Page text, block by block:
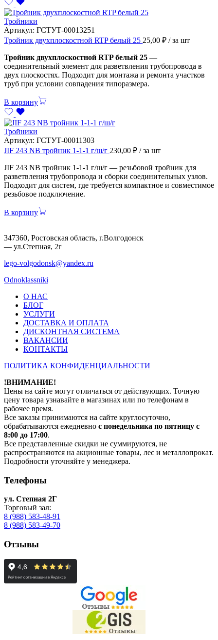
Тройники
Артикул: ГСТУТ-00013251
Тройник двухплоскостной RTP белый 25 25,00 ₽ / за шт
Тройник двухплоскостной RTP белый 25 —
соединительный элемент для разветвления трубопровода в
двух плоскостях. Подходит для монтажа и ремонта участков
труб при условии совпадения типоразмера.
В корзину
Тройники
Артикул: ГСТУТ-00011303
JIF 243 NB тройник 1-1-1 г/ш/г 230,00 ₽ / за шт
JIF 243 NB тройник 1-1-1 г/ш/г — резьбовой тройник для
разветвления трубопровода и сборки соединительных узлов.
Подходит для систем, где требуется компактное и совместимое
резьбовое подключение.
В корзину
347360, Ростовская область, г.Волгодонск
— ул.Степная, 2г
lego-volgodonsk@yandex.ru
Odnoklassniki
О НАС
БЛОГ
УСЛУГИ
ДОСТАВКА И ОПЛАТА
ДИСКОНТНАЯ СИСТЕМА
ВАКАНСИИ
КОНТАКТЫ
ПОЛИТИКА КОНФИДЕНЦИАЛЬНОСТИ
!ВНИМАНИЕ!
Цены на сайте могут отличаться от действующих. Точную
цену товара узнавайте в магазинах или по телефонам в
рабочее время.
Все заказы принимаются на сайте круглосуточно,
обрабатываются ежедневно с понедельника по пятницу с
8:00 до 17:00.
Все представленные скидки не суммируются, не
распространяются на акционные товары, лес и металлопрокат.
Подробности уточняйте у менеджера.
Телефоны
ул. Степная 2Г
Торговый зал:
8 (988) 583-48-91
8 (988) 583-49-70
Отзывы